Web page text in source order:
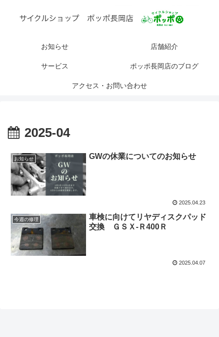
お知らせ 店舗紹介
サービス ポッポ長岡店のブログ
アクセス・お問い合わせ
2025-04
お知らせ GWの休業についてのお知らせ
2025.04.23
今週の修理
車検に向けてリヤディスクパッド
交換 ＧＳＸ-Ｒ400Ｒ
2025.04.07